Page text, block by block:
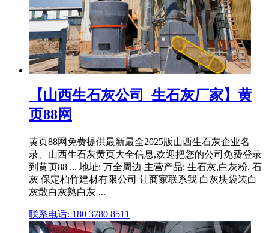
【山西生石灰公司_生石灰厂家】黄
页88网
黄页88网免费提供最新最全2025版山西生石灰企业名
录、山西生石灰黄页大全信息,欢迎把您的公司免费登录
到黄页88 ... 地址: 万全周边 主营产品: 生石灰,白灰粉, 石
灰 保定柏竹建材有限公司 让商家联系我 白灰块袋装白
灰散白灰熟白灰 ...
联系电话: 180 3780 8511